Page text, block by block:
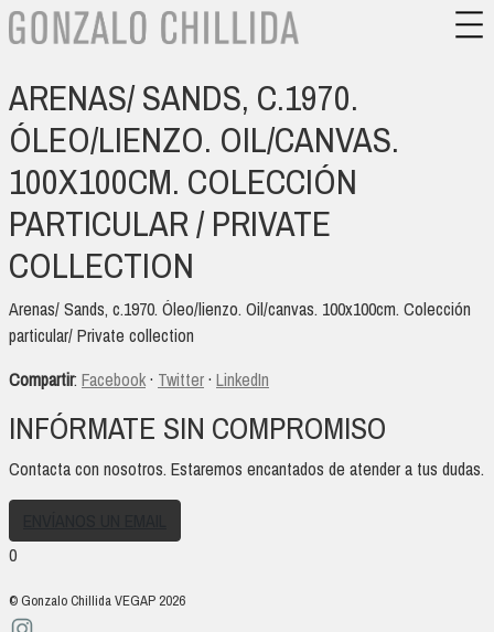
ARENAS/ SANDS, C.1970.
ÓLEO/LIENZO. OIL/CANVAS.
100X100CM. COLECCIÓN
PARTICULAR / PRIVATE
COLLECTION
Arenas/ Sands, c.1970. Óleo/lienzo. Oil/canvas. 100x100cm. Colección
particular/ Private collection
Compartir: Facebook· Twitter· LinkedIn
INFÓRMATE SIN COMPROMISO
Contacta con nosotros. Estaremos encantados de atender a tus dudas.
0
© Gonzalo Chillida VEGAP 2026